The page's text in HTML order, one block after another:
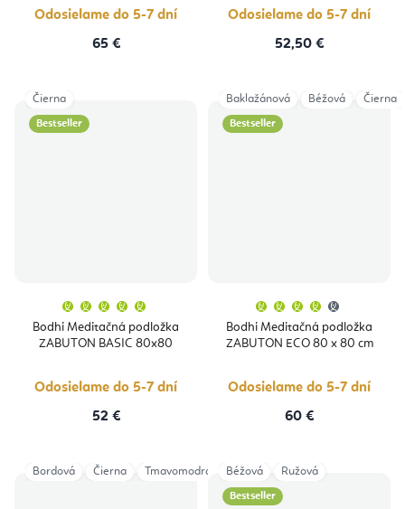
Odosielame do 5-7 dní
65 €
Odosielame do 5-7 dní
52,50 €
Bestseller
Bodhi Meditačná podložka
ZABUTON BASIC 80x80
produktu
je
5,0
hviezdičiek.
Odosielame do 5-7 dní
52 €
Čierna
Bestseller
Bodhi Meditačná podložka
ZABUTON ECO 80 x 80 cm
produktu
je
4,0
Odosielame do 5-7 dní
60 €
Baklažánová Béžová Čierna
Bordová Čierna Tmavomodrá Light Taupe Dusty Purple
Bestseller
Béžová Ružová